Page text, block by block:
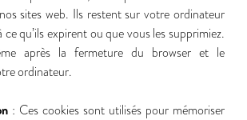
sites web. Ils restent sur votre ordinateur
ce qu’ils expirent ou que vous les supprimiez.
après la fermeture du browser et le
ordinateur.
: Ces cookies sont utilisés pour mémoriser